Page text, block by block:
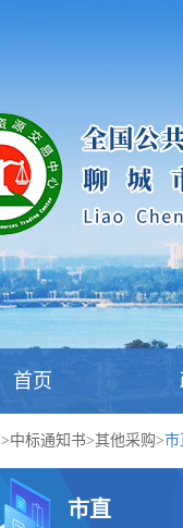
首页
>中标通知书>其他采购>市
市直